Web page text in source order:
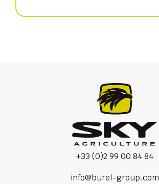
+33 (0)2 99 00 84 84
info@burel-group.com